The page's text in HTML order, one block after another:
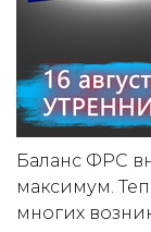
Баланс ФРС
максимум.
многих